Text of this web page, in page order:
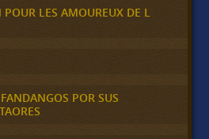
LES AMOUREUX DE L
POR SUS